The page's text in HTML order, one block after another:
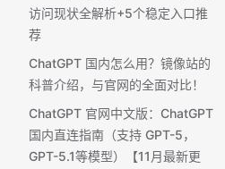
访问现状全解析+5个稳定入口推
荐
ChatGPT 国内怎么用？镜像站的
科普介绍，与官网的全面对比！
ChatGPT 官网中文版：ChatGPT
国内直连指南（支持 GPT-5，
GPT-5.1等模型）【11月最新更